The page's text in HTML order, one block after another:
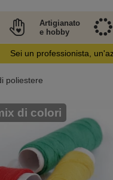
Artigianato
e hobby
Sei un professionista,
poliestere
di colori